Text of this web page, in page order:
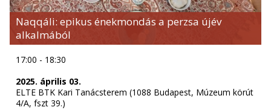
Naqqáli: epikus énekmondás a perzsa újév
alkalmából
17:00 - 18:30
2025. április 03.
ELTE BTK Kari Tanácsterem (1088 Budapest, Múzeum körút
4/A, fszt 39.)